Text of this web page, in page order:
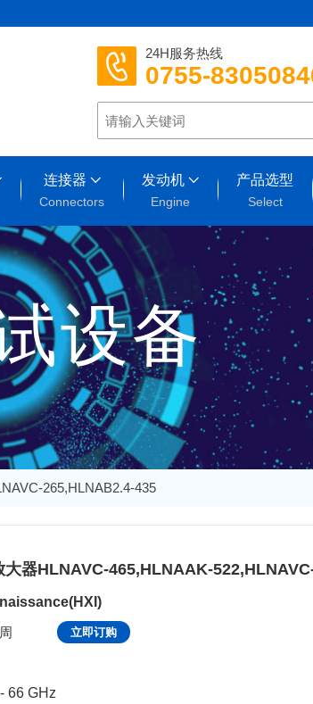
24H服务热线
0755-
连接器
Connectors
发动机
Engine
产品选型
Select
设备
265,HLNAB2.4-435
大器HLNAVC-465,HLNAAK-
17 14:34:29
立即订购
66 GHz